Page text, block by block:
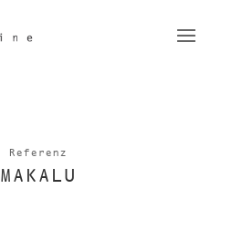
Referenz
MAKALU